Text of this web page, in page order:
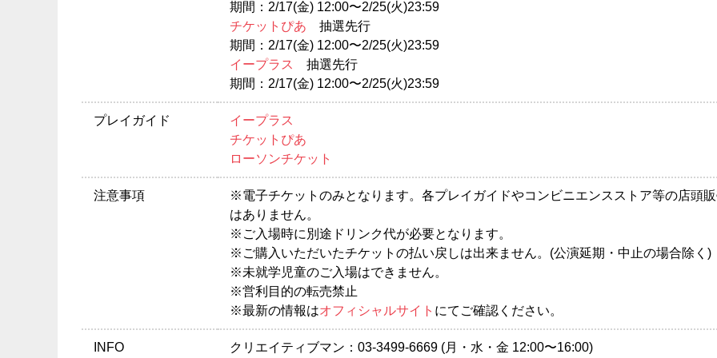
期間：2/17(金) 12:00〜2/25(火)23:59
チケットぴあ 抽選先行
期間：2/17(金) 12:00〜2/25(火)23:59
イープラス
抽選先行
期間：2/17(金) 12:00〜2/25(火)23:59
プレイガイド
イープラス
チケットぴあ
ローソンチケット
注意事項
※電子チケットのみとなります。各プレイガイドやコンビニエンスストア等の店頭
はありません。
※ご入場時に別途ドリンク代が必要となります。
※ご購入いただいたチケットの払い戻しは出来ません。(公演延期・中止の場合除く)
※未就学児童のご入場はできません。
※営利目的の転売禁止
※最新の情報はオフィシャルサイト にてご確認ください。
INFO クリエイティブマン：03-3499-6669 (月・水・金 12:00〜16:00)